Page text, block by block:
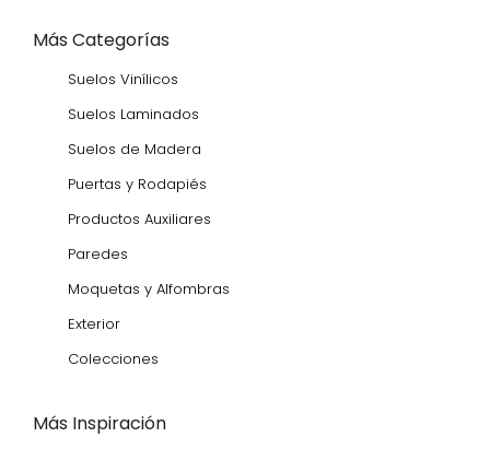
Más Categorías
Suelos Vinílicos
Suelos Laminados
Suelos de Madera
Puertas y Rodapiés
Productos Auxiliares
Paredes
Moquetas y Alfombras
Exterior
Colecciones
Más Inspiración